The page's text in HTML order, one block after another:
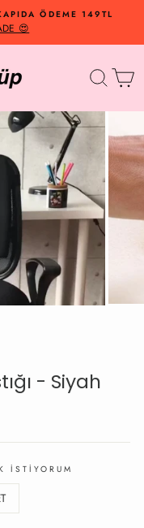
ÖDEME 149TL
😍
Arama
- Siyah
İSTİYORUM